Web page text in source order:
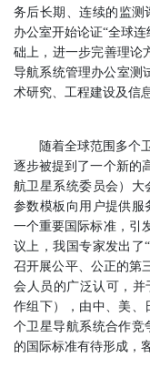
务后长期、连续的监测
办公室开始论证“全球
础上，进一步完善理论
导航系统管理办公室测
术研究、工程建设及信
随着全球范围多个卫
逐步被提到了一个新的
航卫星系统委员会）大
参数模板向用户提供服
一个重要国际标准，引
议上，我国专家发出了
召开展公平、公正的第
会人员的广泛认可，并
作组下），由中、美、
个卫星导航系统合作竞
的国际标准有待形成，